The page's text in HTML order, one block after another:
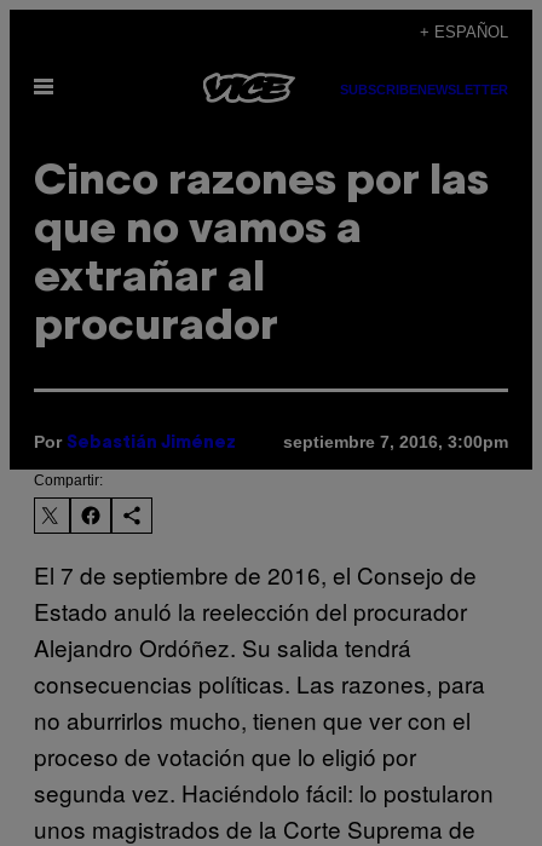
contenido
+ ESPAÑOL
Abrir
SUBSCRIBENEWSLETTER
Cinco razones por las
que no vamos a
extrañar al
procurador
Por Sebastián Jiménez septiembre 7, 2016, 3:00pm
Compartir:
El 7 de septiembre de 2016, el Consejo de
Estado anuló la reelección del procurador
Alejandro Ordóñez. Su salida tendrá
consecuencias políticas. Las razones, para
no aburrirlos mucho, tienen que ver con el
proceso de votación que lo eligió por
segunda vez. Haciéndolo fácil: lo postularon
unos magistrados de la Corte Suprema de